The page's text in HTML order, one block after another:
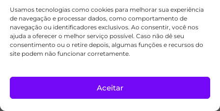
Usamos tecnologias como cookies para melhorar sua experiência
de navegação e processar dados, como comportamento de
navegação ou identificadores exclusivos. Ao consentir, você nos
ajuda a oferecer o melhor serviço possível. Caso não dê seu
consentimento ou o retire depois, algumas funções e recursos do
site podem não funcionar corretamente.
Aceitar